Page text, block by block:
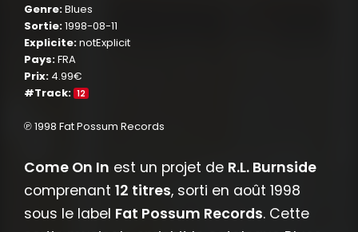
Genre:Blues
Sortie:1998-08-11
Explicite:notExplicit
Pays:FRA
Prix: 4.99€
#Track: 12
℗ 1998 Fat Possum Records
Come On In est un projet de R.L. Burnside
comprenant 12 titres, sorti en août 1998
sous le label Fat Possum Records. Cette